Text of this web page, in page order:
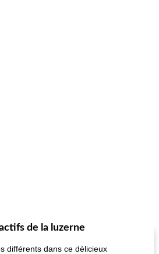
de la luzerne
différents dans ce délicieux